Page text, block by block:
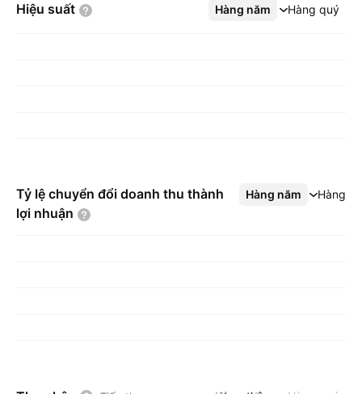
Hiệu suất Hàng năm Hàng quý
Xem thêm
Tỷ lệ chuyển đổi doanh thu thành
lợi nhuận
Hàng năm Hàng
Xem thêm